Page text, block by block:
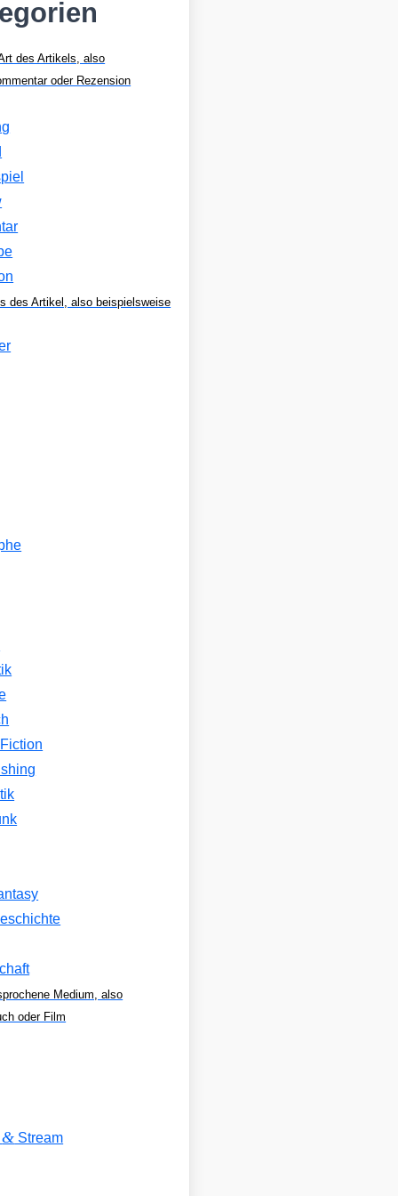
des Artikels, also
oder Rezension
des Artikel, also beispielsweise
Medium, also
oder Film
& Stream